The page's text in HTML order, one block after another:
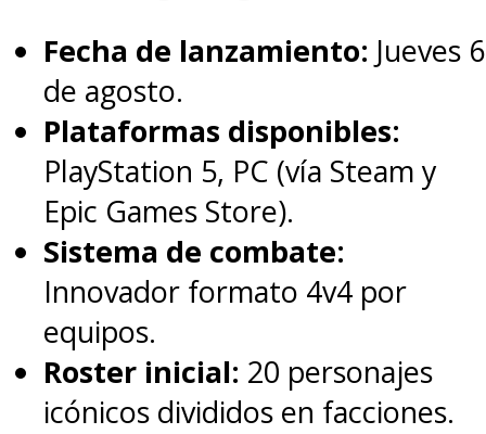
antagonista de la Saga del
Multiverso.
Después de todo,el villano es
un personaje clave deLos 4
Fantásticos, que pronto
llegarán al MCU con su propia
película-los
también
están llegando-, y fue el gran
antagonista de la últimaSecret
Fecha de lanzamiento: Jueves 6
de agosto.
Plataformas disponibles:
PlayStation 5, PC (vía Steam y
Epic Games Store).
Sistema de combate:
Innovador formato 4v4 por
equipos.
Roster inicial: 20 personajes
icónicos divididos en facciones.